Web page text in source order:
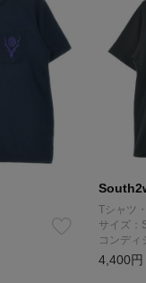
Tシャツ
サイズ：
コンディ
4,400円